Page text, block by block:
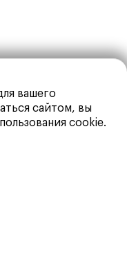
вашего
сайтом, вы
cookie.